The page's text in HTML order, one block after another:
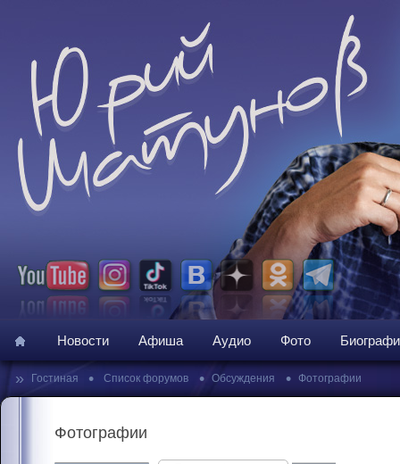
Новости Афиша Аудио Фото
» Гостиная • Список форумов • Обсуждения • Фотографии
Фотографии